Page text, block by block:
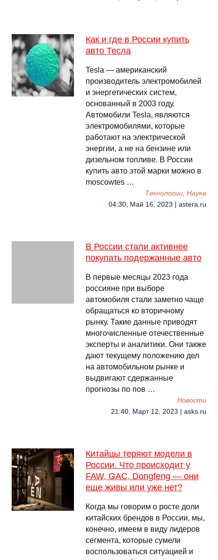
Как и где в России купить
авто Тесла
Tesla — американский
производитель электромобилей
и энергетических систем,
основанный в 2003 году.
Автомобили Tesla, являются
электромобилями, которые
работают на электрической
энергии, а не на бензине или
дизельном топливе. В России
купить авто этой марки можно в
moscowtes …
Технологии, Наука
04:30, Май 16, 2023 | astera.ru
В России стали активнее
покупать подержанные авто
В первые месяцы 2023 года
россияне при выборе
автомобиля стали заметно чаще
обращаться ко вторичному
рынку. Такие данные приводят
многочисленные отечественные
эксперты и аналитики. Они также
дают текущему положению дел
на автомобильном рынке и
выдвигают сдержанные
прогнозы по пов …
Новости
21:40, Март 12, 2023 | asks.ru
Китайцы теряют модели в
России. Что происходит у
FAW, GAC, Dongfeng — они
еще живы или уже нет?
Когда мы говорим о росте доли
китайских брендов в России, мы,
конечно, имеем в виду лидеров
сегмента, которые сумели
воспользоваться ситуацией и